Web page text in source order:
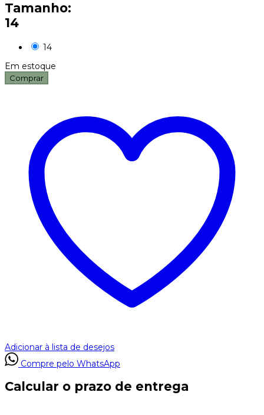
Tamanho:
14
14
Em estoque
Comprar
Adicionar à lista de desejos
Compre pelo WhatsApp
Calcular o prazo de entrega